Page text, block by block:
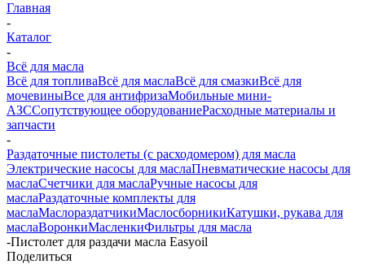
Главная
-
Каталог
-
Всё для масла
Всё для топливаВсё для маслаВсё для смазкиВсё для
мочевиныВсе для антифризаМобильные мини-
АЗССопутствующее оборудованиеРасходные материалы и
запчасти
-
Раздаточные пистолеты (с расходомером) для масла
Электрические насосы для маслаПневматические насосы для
маслаСчетчики для маслаРучные насосы для
маслаРаздаточные комплекты для
маслаМаслораздатчикиМаслосборникиКатушки, рукава для
маслаВоронкиМасленкиФильтры для масла
-Пистолет для раздачи масла Easyoil
Поделиться